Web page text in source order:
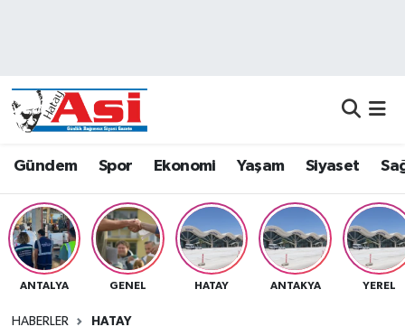
Gündem Spor Ekonomi Yaşam Siyaset
ANTALYA GENEL HATAY ANTAKYA YEREL
HABERLER HATAY
Dünya
Eğitim
Ekonomi
Gündem
Hava Durumu
Namaz Vakitleri
Trafik Durumu
Süper Lig Puan Durumu ve Fikstür